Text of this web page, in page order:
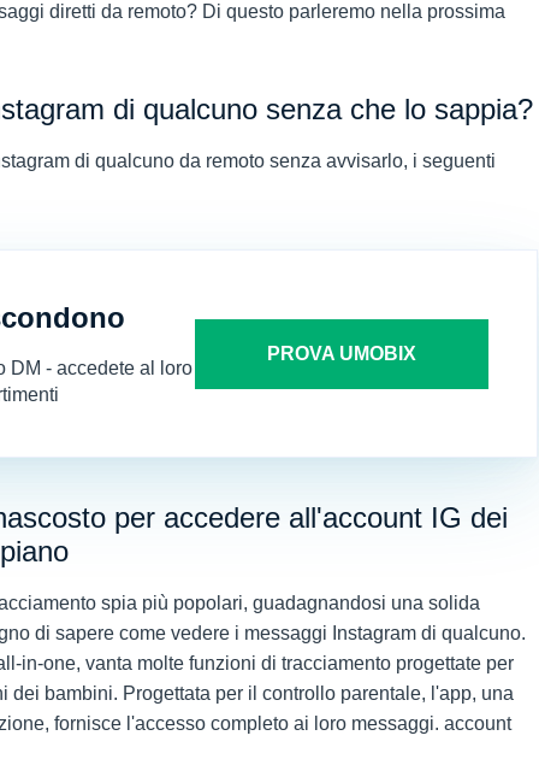
diretti da remoto? Di questo parleremo nella prossima
di qualcuno senza che lo sappia?
di qualcuno da remoto senza avvisarlo, i seguenti
DM - accedete al loro
PROVA UMOBIX
per accedere all'account IG dei
spia più popolari, guadagnandosi una solida
di sapere come vedere i messaggi Instagram di qualcuno.
in-one, vanta molte funzioni di tracciamento progettate per
bambini. Progettata per il controllo parentale, l'app, una
fornisce l'accesso completo ai loro messaggi. account